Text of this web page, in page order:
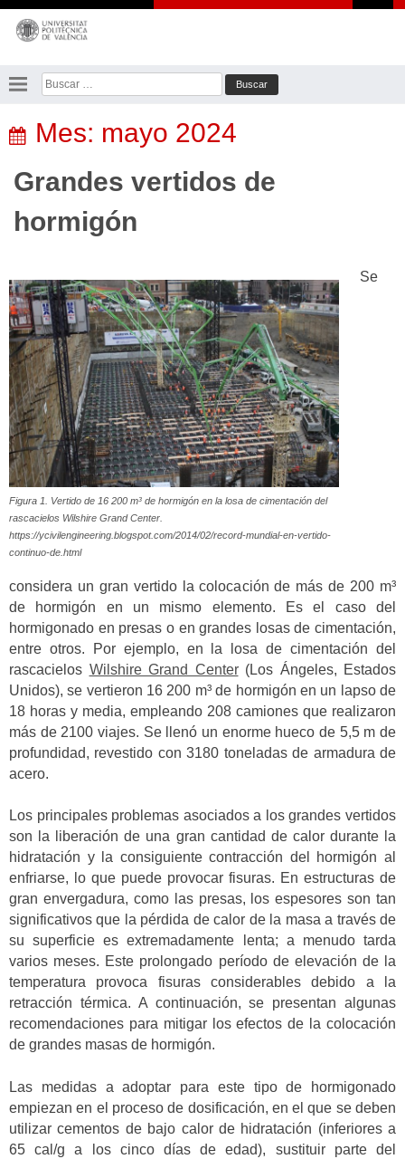
Saltar
contenido
Buscar:
Mes: mayo 2024
Grandes vertidos de
hormigón
Figura 1. Vertido de 16 200 m³ de hormigón en la losa de cimentación del
rascacielos Wilshire Grand Center.
https://ycivilengineering.blogspot.com/2014/02/record-mundial-en-vertido-
continuo-de.html
Se
considera un gran vertido la colocación de más de 200 m³
de hormigón en un mismo elemento. Es el caso del
hormigonado en presas o en grandes losas de cimentación,
entre otros. Por ejemplo, en la losa de cimentación del
rascacielos Wilshire Grand Center(Los Ángeles, Estados
Unidos), se vertieron 16 200 m³ de hormigón en un lapso de
18 horas y media, empleando 208 camiones que realizaron
más de 2100 viajes. Se llenó un enorme hueco de 5,5 m de
profundidad, revestido con 3180 toneladas de armadura de
acero.
Los principales problemas asociados a los grandes vertidos
son la liberación de una gran cantidad de calor durante la
hidratación y la consiguiente contracción del hormigón al
enfriarse, lo que puede provocar fisuras. En estructuras de
gran envergadura, como las presas, los espesores son tan
significativos que la pérdida de calor de la masa a través de
su superficie es extremadamente lenta; a menudo tarda
varios meses. Este prolongado período de elevación de la
temperatura provoca fisuras considerables debido a la
retracción térmica. A continuación, se presentan algunas
recomendaciones para mitigar los efectos de la colocación
de grandes masas de hormigón.
Las medidas a adoptar para este tipo de hormigonado
empiezan en el proceso de dosificación, en el que se deben
utilizar cementos de bajo calor de hidratación (inferiores a
65 cal/g a los cinco días de edad), sustituir parte del